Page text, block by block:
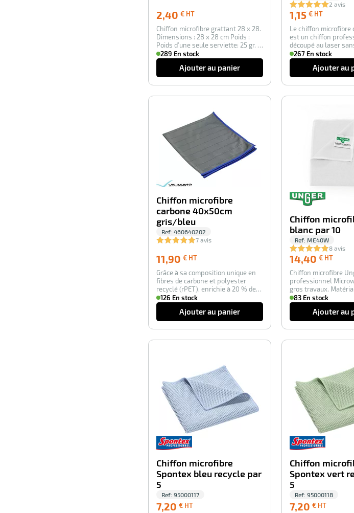
2,40 € HT
HT
Chiffon microfibre grattant 28 x 28.
Dimensions : 28 x 28 cm Poids :
Poids d’une seule serviette: 25 gr. …
289 En stock
Ajouter au panier
2 avis
1,15 € HT
HT
Le chiffon microfibre
est un chiffon
découpé au laser
couture. A…
267 En stock
Ajouter au
Chiffon microfibre
carbone 40x50cm
gris/bleu
Ref: 460640202
7 avis
11,90 € HT
HT
Grâce à sa composition unique en
fibres de carbone et polyester
recyclé (rPET), enrichie à 20 % de
graphè…
126 En stock
Ajouter au panier
Chiffon
blanc par 10
Ref: ME40W
8 avis
14,40 € HT
HT
Chiffon microfibre
professionnel
gros travaux.
supérieur. ré…
83 En stock
Ajouter au
Chiffon microfibre
Spontex bleu recycle par
5
Ref: 95000117
7,20 € HT
Chiffon
Spontex vert
5
Ref: 95000118
7,20 € HT